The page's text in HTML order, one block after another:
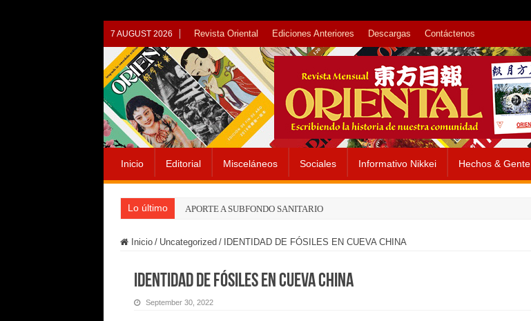
7 AUGUST 2026 Revista Oriental Ediciones Anteriores Descargas Contáctenos
Inicio Editorial Misceláneos Sociales Informativo Nikkei Hechos & Gente
Lo último APORTE A SUBFONDO SANITARIO
Inicio / Uncategorized / IDENTIDAD DE FÓSILES EN CUEVA CHINA
IDENTIDAD DE FÓSILES EN CUEVA CHINA
September 30, 2022